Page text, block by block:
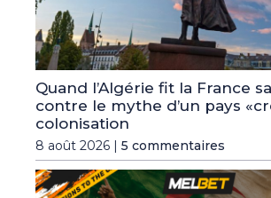
Quand l’Algérie fit la France
contre le mythe d’un pays
colonisation
8 août 2026 | 5 commentaires